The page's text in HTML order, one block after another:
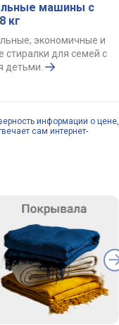
машины с
кг
экономичные и
стиралки для семей с
детьми.
информации о цене,
сам интернет-